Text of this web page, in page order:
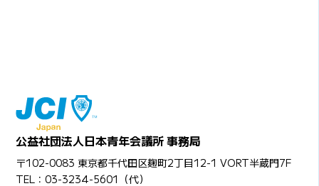
公益社団法人日本青年会議所 事務局
〒102-0083 東京都千代田区麹町2丁目12-1 VORT半蔵門7F
TEL：03-3234-5601（代）